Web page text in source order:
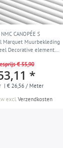
CANOPÉE S
Marquet Muurbekleding
Decorative element
€ 55,90
*
| € 26,56 / Meter
excl.Verzendkosten